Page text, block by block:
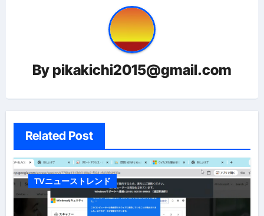
シ
ョ
ン
By pikakichi2015@gmail.com
Related Post
TVニューストレンド